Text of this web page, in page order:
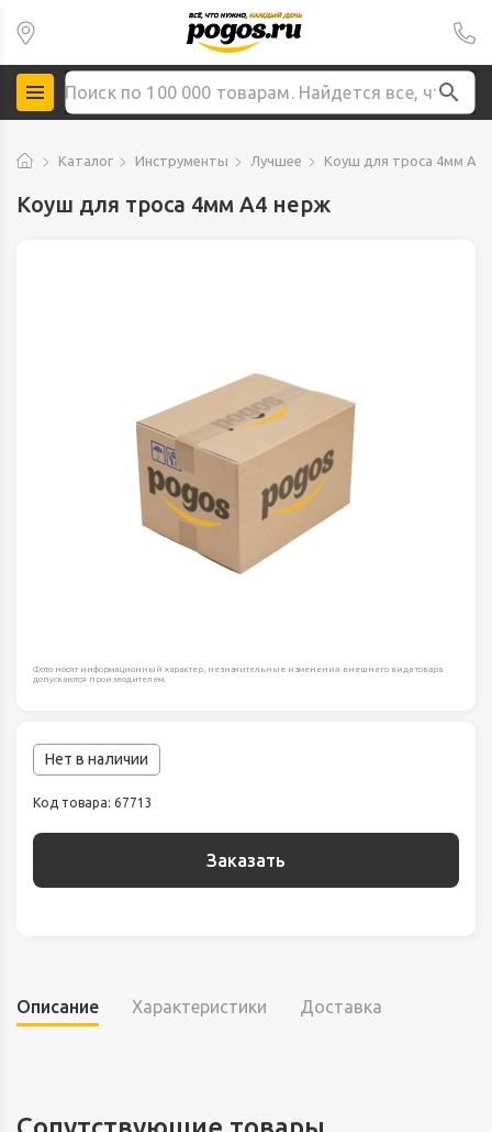
Каталог Инструменты Лучшее Коуш для троса 4мм А4
Коуш для троса 4мм А4 нерж
Фото носят информационный характер, незначительные изменения внешнего вида товара
допускаются производителем.
Нет в наличии
Код товара: 67713
Заказать
Описание Характеристики Доставка